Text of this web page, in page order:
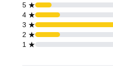
5 ★
4 ★
3 ★
2 ★
1 ★